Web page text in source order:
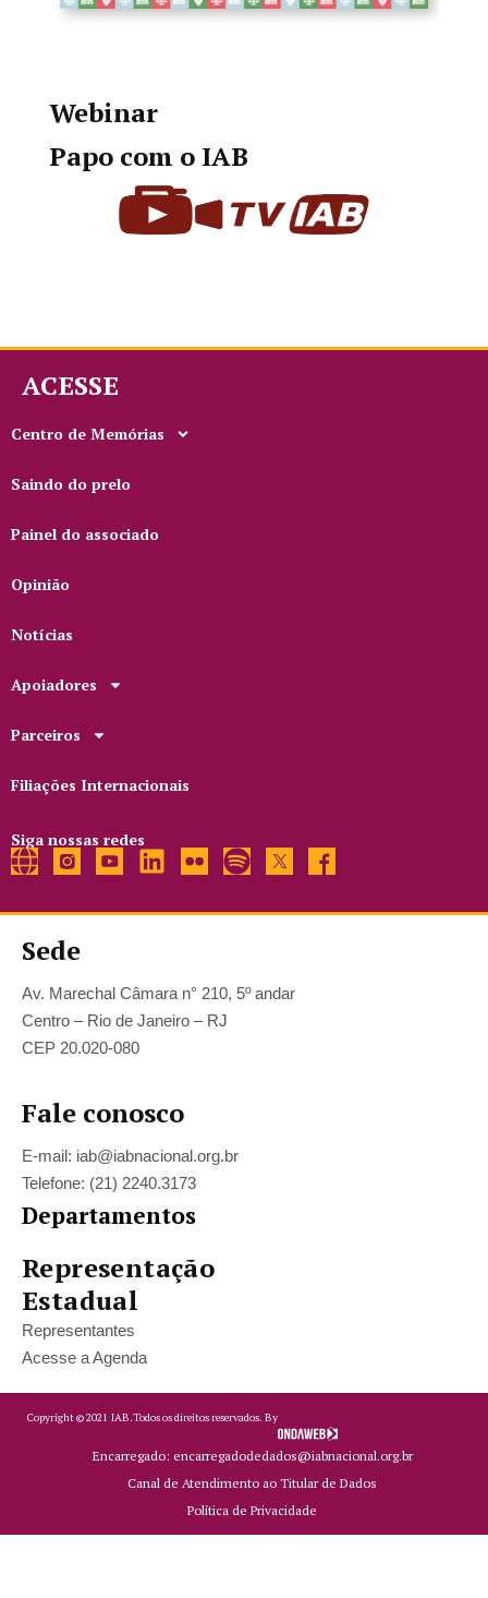
Webinar
Papo com o IAB
ACESSE
Centro de Memórias
Saindo do prelo
Painel do associado
Opinião
Notícias
Apoiadores
Parceiros
Filiações Internacionais
Siga nossas redes
Sede
Av. Marechal Câmara n° 210, 5º andar
Centro – Rio de Janeiro – RJ
CEP 20.020-080
Fale conosco
E-mail: iab@iabnacional.org.br
Telefone: (21) 2240.3173
Departamentos
Representação
Estadual
Representantes
Acesse a Agenda
Copyright ©2021 IAB.Todos os direitos reservados. By
Encarregado: encarregadodedados@iabnacional.org.br
Canal de Atendimento ao Titular de Dados
Política de Privacidade